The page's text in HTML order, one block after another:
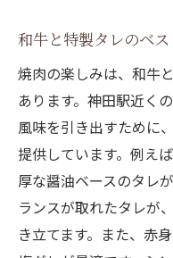
和牛と特製タレのベ
焼肉の楽しみは、和牛
あります。神田駅近く
風味を引き出すために
提供しています。例え
厚な醤油ベースのタレ
ランスが取れたタレが
き立てます。また、赤